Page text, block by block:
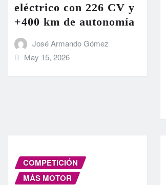
eléctrico con 226 CV y
+400 km de autonomía
José Armando Gómez
May 15, 2026
COMPETICIÓN
MÁS MOTOR